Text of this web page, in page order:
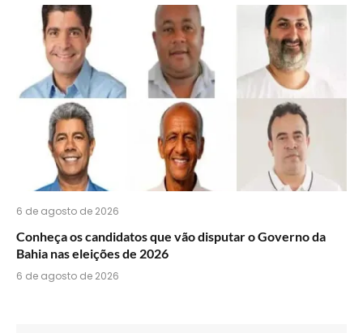
6 de agosto de 2026
Conheça os candidatos que vão disputar o Governo da
Bahia nas eleições de 2026
6 de agosto de 2026